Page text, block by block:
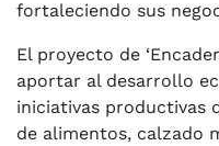
fortaleciendo sus
El proyecto de
aportar al desarrollo
iniciativas productivas
de alimentos, calzado